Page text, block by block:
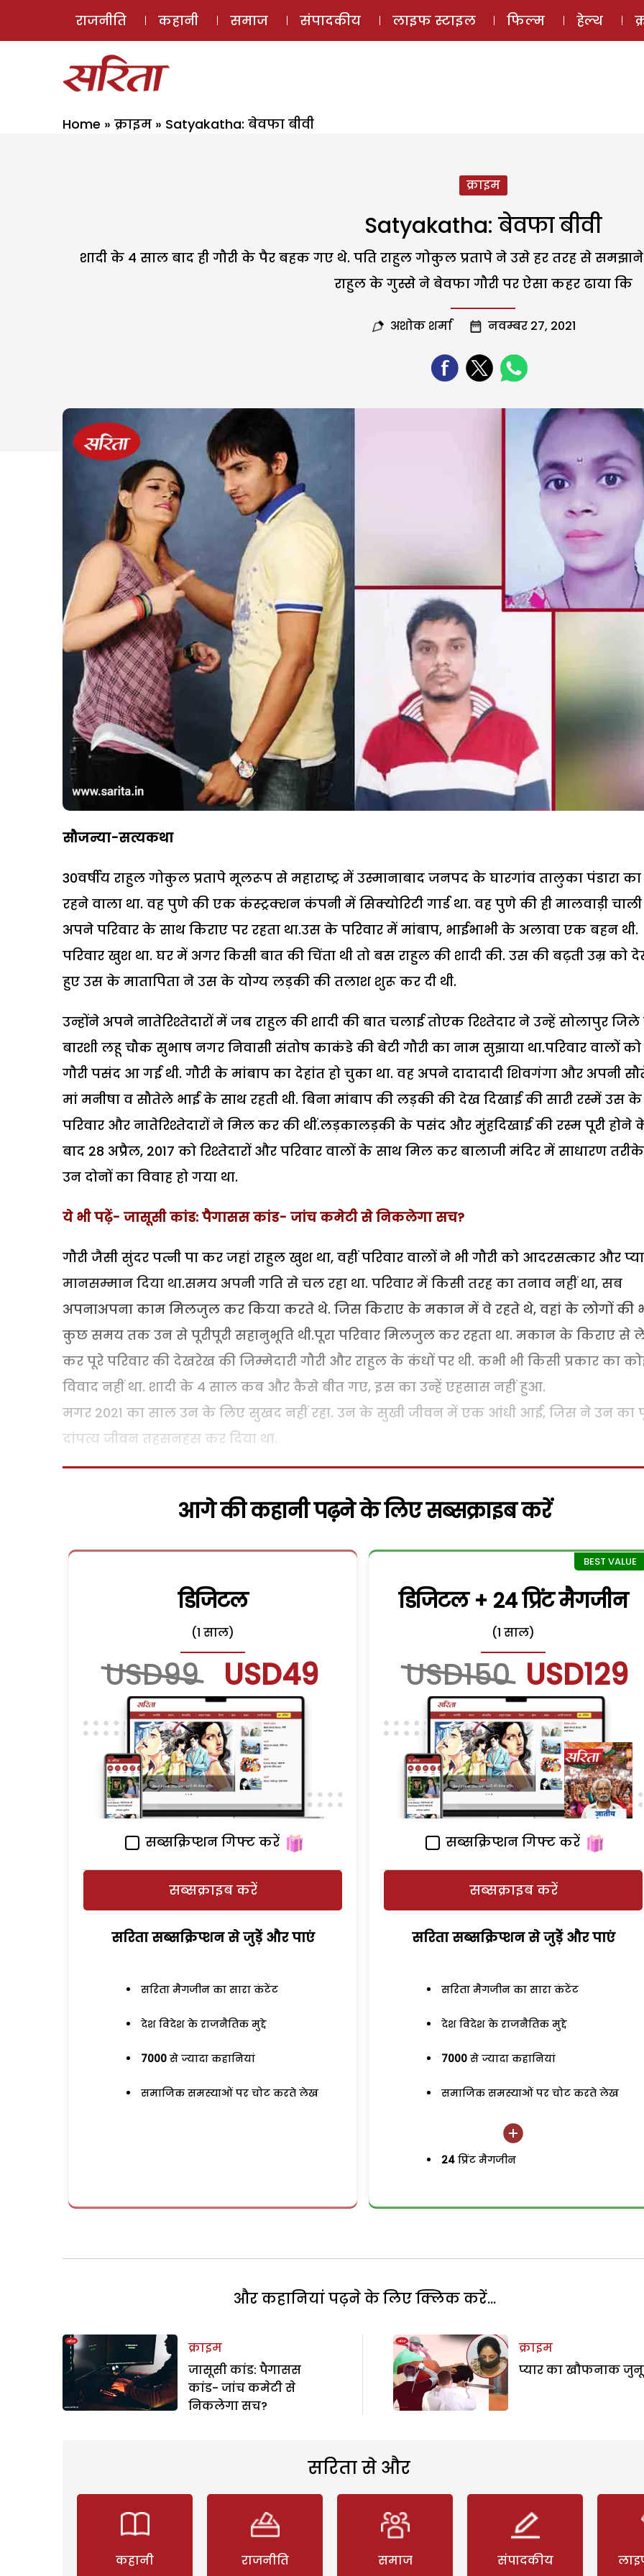
ई-मैगज़ीन
राजनीति कहानी समाज संपादकीय लाइफ स्टाइल फिल्म हेल्थ
Home » क्राइम » Satyakatha: बेवफा बीवी
क्राइम
Satyakatha: बेवफा बीवी
शादी के 4 साल बाद ही गौरी के पैर बहक गए थे. पति राहुल गोकुल प्रतापे ने उसे हर तरह से
राहुल के गुस्से ने बेवफा गौरी पर ऐसा कहर ढाया कि
अशोक शर्मा नवम्बर 27, 2021
सौजन्या-सत्यकथा
30वर्षीय राहुल गोकुल प्रतापे मूलरूप से महाराष्ट्र में उस्मानाबाद जनपद के घारगांव तालुका पंडारा का
रहने वाला था. वह पुणे की एक कंस्ट्रक्शन कंपनी में सिक्योरिटी गार्ड था. वह पुणे की ही मालवाड़ी
अपने परिवार के साथ किराए पर रहता था.उस के परिवार में मांबाप, भाईभाभी के अलावा एक बहन थी.
परिवार खुश था. घर में अगर किसी बात की चिंता थी तो बस राहुल की शादी की. उस की बढ़ती उम्र को
हुए उस के मातापिता ने उस के योग्य लड़की की तलाश शुरू कर दी थी.
उन्होंने अपने नातेरिश्तेदारों में जब राहुल की शादी की बात चलाई तोएक रिश्तेदार ने उन्हें सोलापुर
बारशी लहू चौक सुभाष नगर निवासी संतोष काकंडे की बेटी गौरी का नाम सुझाया था.परिवार वालों को
गौरी पसंद आ गई थी. गौरी के मांबाप का देहांत हो चुका था. वह अपने दादादादी शिवगंगा और अपनी
मां मनीषा व सौतेले भाई के साथ रहती थी. बिना मांबाप की लड़की की देख दिखाई की सारी रस्में उस के
परिवार और नातेरिश्तेदारों ने मिल कर की थीं.लड़कालड़की के पसंद और मुंहदिखाई की रस्म पूरी होने
बाद 28 अप्रैल, 2017 को रिश्तेदारों और परिवार वालों के साथ मिल कर बालाजी मंदिर में साधारण
उन दोनों का विवाह हो गया था.
ये भी पढ़ें- जासूसी कांड: पैगासस कांड- जांच कमेटी से निकलेगा सच?
गौरी जैसी सुंदर पत्नी पा कर जहां राहुल खुश था, वहीं परिवार वालों ने भी गौरी को आदरसत्कार और
मानसम्मान दिया था.समय अपनी गति से चल रहा था. परिवार में किसी तरह का तनाव नहीं था, सब
अपनाअपना काम मिलजुल कर किया करते थे. जिस किराए के मकान में वे रहते थे, वहां के लोगों की
कुछ समय तक उन से पूरीपूरी सहानुभूति थी.पूरा परिवार मिलजुल कर रहता था. मकान के किराए से
कर पूरे परिवार की देखरेख की जिम्मेदारी गौरी और राहुल के कंधों पर थी. कभी भी किसी प्रकार का
विवाद नहीं था. शादी के 4 साल कब और कैसे बीत गए, इस का उन्हें एहसास नहीं हुआ.
मगर 2021 का साल उन के लिए सुखद नहीं रहा. उन के सुखी जीवन में एक आंधी आई, जिस ने उन का
दांपत्य जीवन तहसनहस कर दिया था.
आगे की कहानी पढ़ने के लिए सब्सक्राइब करें
डिजिटल
(1 साल)
USD99 USD49
सब्सक्रिप्शन गिफ्ट करें
सब्सक्राइब करें
सरिता सब्सक्रिप्शन से जुड़ेें और पाएं
सरिता मैगजीन का सारा कंटेंट
देश विदेश के राजनैतिक मुद्दे
7000 से ज्यादा कहानियां
समाजिक समस्याओं पर चोट करते लेख
डिजिटल + 24 प्रिंट मैगजीन
(1 साल)
USD150 USD129
सब्सक्रिप्शन गिफ्ट करें
सब्सक्राइब करें
सरिता सब्सक्रिप्शन से जुड़ेें और पाएं
सरिता मैगजीन का सारा कंटेंट
देश विदेश के राजनैतिक मुद्दे
7000 से ज्यादा कहानियां
समाजिक समस्याओं पर चोट करते लेख
24 प्रिंट मैगजीन
और कहानियां पढ़ने के लिए क्लिक करें...
क्राइम
जासूसी कांड: पैगासस
कांड- जांच कमेटी से
निकलेगा सच?
क्राइम
प्यार का खौफनाक
सरिता से और
कहानी राजनीति समाज संपादकीय